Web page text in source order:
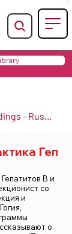
Геп
B и
со
и
о